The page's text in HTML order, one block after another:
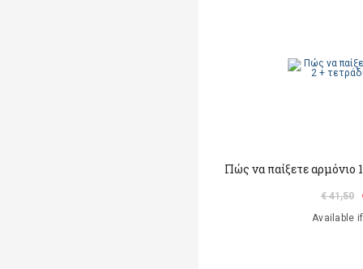
Πώς να παίξετε αρμόνιο
€ 41,50
Available